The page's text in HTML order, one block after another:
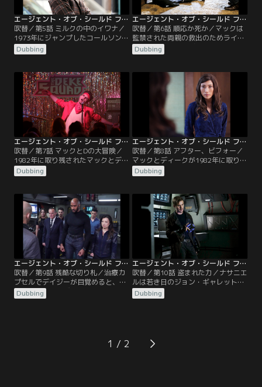
エージェント・オブ・シールド ファイナル・シーズン 第05話／吹替【MARVEL】
吹替／第5話 ミルクの中のイワナ／
1973年にジャンプしたコールソンた
ちはイノックを捜しに酒場へ行って
みる。すると1970年に死んだはずの
「インサイト計画」の展望を語って
いた。偵察衛星の打ち上げは3年後
で、そのターゲットにはまだ子供の
ブルース・バナーもいた。一方、マ
ックとエレナがライトハウスを偵察
に行くと…。
Dubbing
エージェント・オブ・シールド ファイナル・シーズン 第06話／吹替【MARVEL】
吹替／第6話 順応か死か／マックは
監禁された両親の救出のためライト
ハウスへ。打ち上げられた衛星を爆
破させたことで位置を知られたゼフ
る。その結果システムがダメージを
受け、完全に修復させないと次のタ
イム・ジャンプで船が粉々に砕けて
しまう。修理を急ぐシモンズだが、
フィッツに関する記憶を抑え込むた
めのインプラントが故障して…。
Dubbing
エージェント・オブ・シールド ファイナル・シーズン 第07話／吹替【MARVEL】
吹替／第7話 マックとDの大冒険／
1982年に取り残されたマックとディ
ーク。マックは両親の顔をしたクロ
ニコムを自ら殺し、自分と弟を孤児
み、一軒家に引きこもる。ディーク
が訪ねてくるが、マックは彼にも心
を閉ざし、酒浸りで自堕落な日々を
送る。数ヵ月後、ディークに呼び出
されて向かったパブで、マックは人
気ミュージシャンと…。
Dubbing
エージェント・オブ・シールド ファイナル・シーズン 第08話／吹替【MARVEL】
吹替／第8話 アフター、ビフォー／
マックとディークが1982年に取り残
されたのは、ゼファーのタイムドラ
イブの不具合のせいだった。タイム
しようにも、フィールドがすさまじ
い速度で回転していて、燃料電池を
取り出せない。唯一の望みであるエ
レナの高速移動力は依然として取り
戻せていなかった。デイジーはアフ
ターライフで…。
Dubbing
エージェント・オブ・シールド ファイナル・シーズン 第09話／吹替【MARVEL】
吹替／第9話 残酷な切り札／治療カ
プセルでデイジーが目覚めると、シ
ステムの損傷でゼファーに大混乱が
起きていた。ディークは「ゼファー
され、存在が消滅すると言う。マッ
クはパネルのスパークで放射線ヤケ
Dubbing
エージェント・オブ・シールド ファイナル・シーズン 第10話／吹替【MARVEL】
吹替／第10話 盗まれた力／ナサニエ
ルは若き日のジョン・ギャレットに
声をかけ、シビルによってその後の
運命を知ったギャレットは、ナサニ
置き、ジャーインとゴードンを保護
する。ジャーインは捕らわれたイン
Dubbing
1